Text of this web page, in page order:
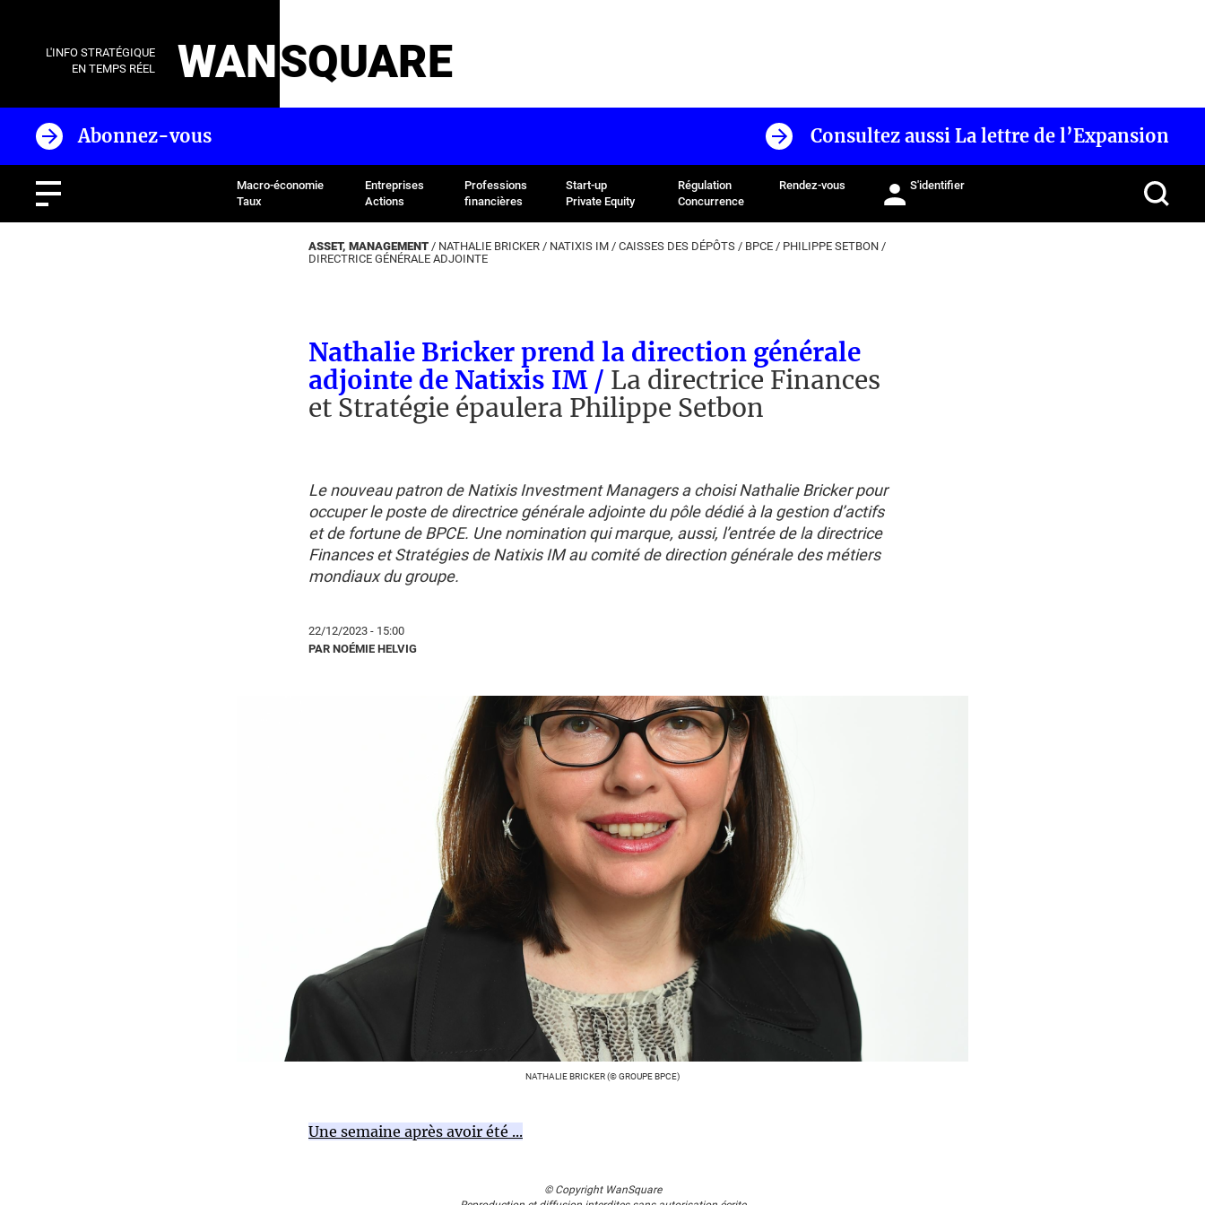
L'INFO STRATÉGIQUE
EN TEMPS RÉEL
WANSQUARE
Abonnez-vous Consultez aussi La lettre de l’Expansion
Macro-économie
Taux
Entreprises
Actions
Professions
financières
Start-up
Private Equity
Régulation
Concurrence
Rendez-vous S'identifier
ASSET, MANAGEMENT / NATHALIE BRICKER / NATIXIS IM / CAISSES DES DÉPÔTS / BPCE / PHILIPPE SETBON /
DIRECTRICE GÉNÉRALE ADJOINTE
Nathalie Bricker prend la direction générale
adjointe de Natixis IM / La directrice Finances
et Stratégie épaulera Philippe Setbon
Le nouveau patron de Natixis Investment Managers a choisi Nathalie Bricker pour
occuper le poste de directrice générale adjointe du pôle dédié à la gestion d’actifs
et de fortune de BPCE. Une nomination qui marque, aussi, l’entrée de la directrice
Finances et Stratégies de Natixis IM au comité de direction générale des métiers
mondiaux du groupe.
22/12/2023 - 15:00
PAR NOÉMIE HELVIG
NATHALIE BRICKER (© GROUPE BPCE)
Une semaine après avoir été ...
© Copyright WanSquare